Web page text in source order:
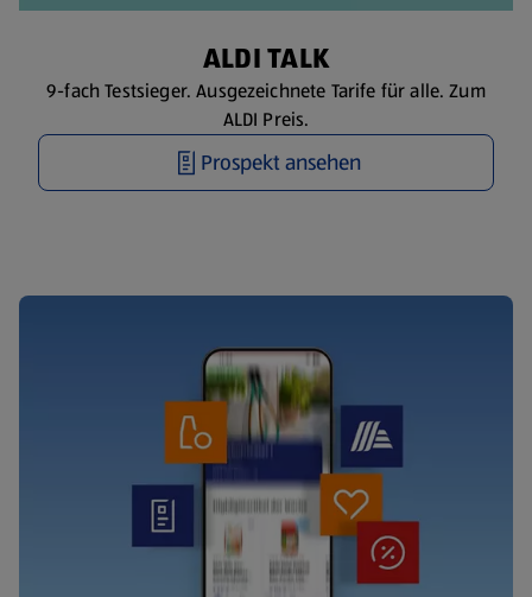
ALDI TALK
9-fach Testsieger. Ausgezeichnete Tarife für alle. Zum
ALDI Preis.
Prospekt ansehen